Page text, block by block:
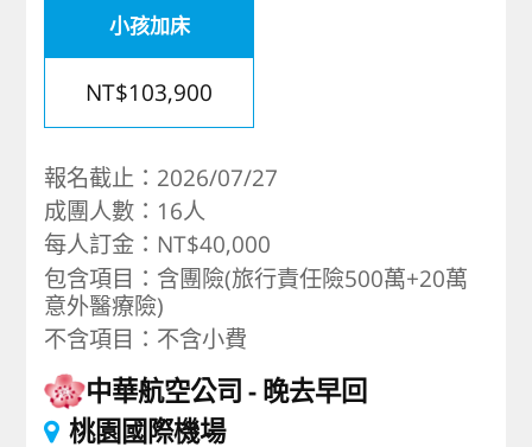
小孩加床
NT$103,900
報名截止：2026/07/27
成團人數：16人
每人訂金：NT$40,000
包含項目：含團險(旅行責任險500萬+20萬
意外醫療險)
不含項目：不含小費
中華航空公司
晚去早回
桃園國際機場